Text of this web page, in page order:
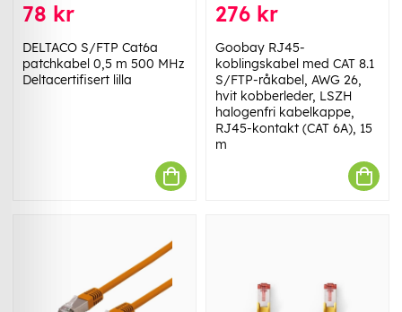
78 kr
DELTACO S/FTP Cat6a
patchkabel 0,5 m 500 MHz
Deltacertifisert lilla
276 kr
Goobay RJ45-
koblingskabel med CAT 8.1
S/FTP-råkabel, AWG 26,
hvit kobberleder, LSZH
halogenfri kabelkappe,
RJ45-kontakt (CAT 6A), 15
m